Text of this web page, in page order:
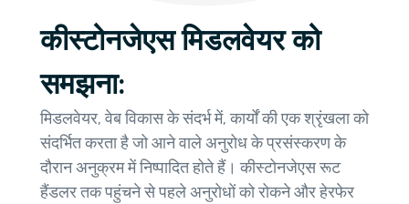
कीस्टोनजेएस मिडलवेयर को
समझना:
मिडलवेयर, वेब विकास के संदर्भ में, कार्यों की एक श्रृंखला को
संदर्भित करता है जो आने वाले अनुरोध के प्रसंस्करण के
दौरान अनुक्रम में निष्पादित होते हैं। कीस्टोनजेएस रूट
हैंडलर तक पहुंचने से पहले अनुरोधों को रोकने और हेरफेर